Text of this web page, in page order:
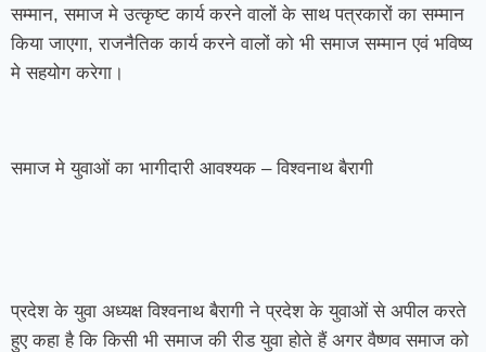
सम्मान, समाज मे उत्कृष्ट कार्य करने वालों के साथ पत्रकारों का सम्मान
किया जाएगा, राजनैतिक कार्य करने वालों को भी समाज सम्मान एवं भविष्य
मे सहयोग करेगा।
समाज मे युवाओं का भागीदारी आवश्यक – विश्वनाथ बैरागी
प्रदेश के युवा अध्यक्ष विश्वनाथ बैरागी ने प्रदेश के युवाओं से अपील करते
हुए कहा है कि किसी भी समाज की रीड युवा होते हैं अगर वैष्णव समाज को